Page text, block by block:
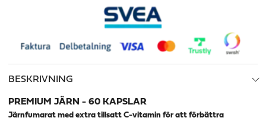
BESKRIVNING
PREMIUM JÄRN - 60 KAPSLAR
Järnfumarat med extra tillsatt C-vitamin för att förbättra